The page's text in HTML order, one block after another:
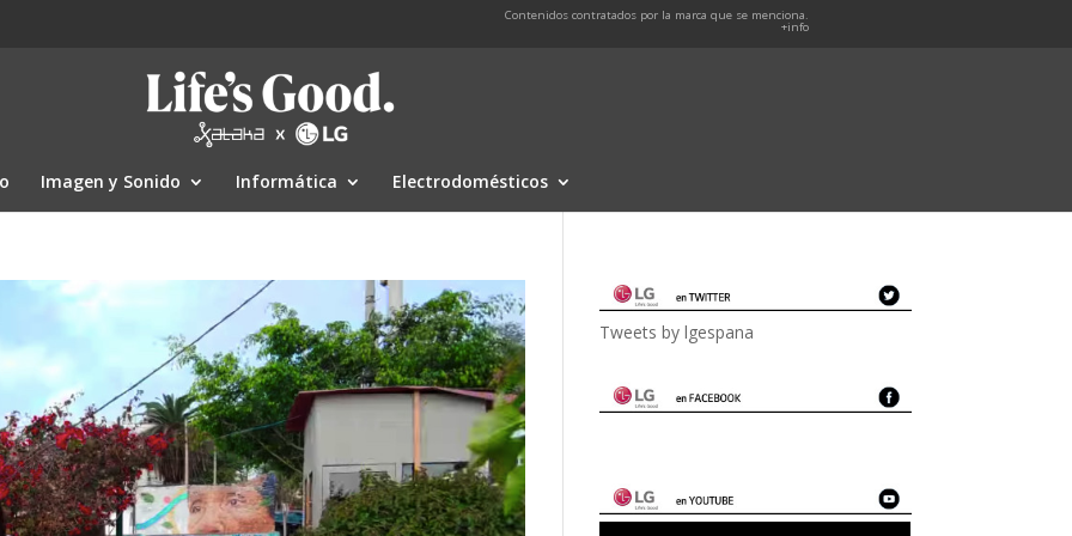
Contenidos contratados por la marca que se menciona.
+info
Imagen y Sonido Informática Electrodomésticos
Tweets by lgespana